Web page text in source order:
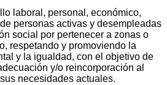
laboral, personal, económico,
personas activas y desempleadas
social por pertenecer a zonas o
respetando y promoviendo la
y la igualdad, con el objetivo de
y/o reincorporación al
necesidades actuales.